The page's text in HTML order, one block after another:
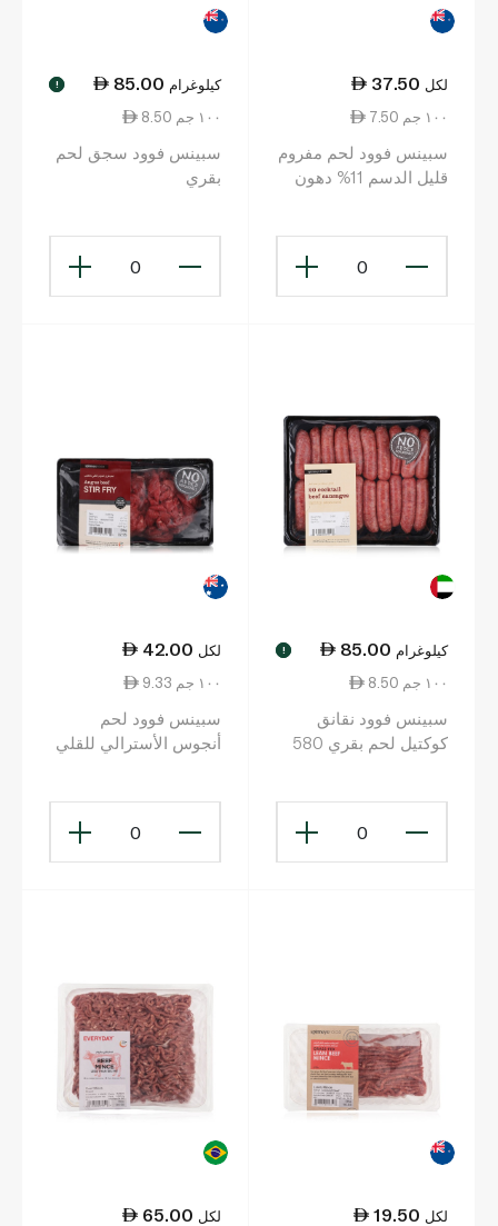
37.50 لكل
7.50 ١٠٠ جم
سبينس فوود لحم مفروم
قليل الدسم 11% دهون
0
85.00 كيلوغرام !
8.50 ١٠٠ جم
سبينس فوود سجق لحم
بقري
0
85.00 كيلوغرام !
8.50 ١٠٠ جم
سبينس فوود نقانق
كوكتيل لحم بقري 580
0
42.00 لكل
9.33 ١٠٠ جم
سبينس فوود لحم
أنجوس الأسترالي للقلي
0
19.50 لكل
65.00 لكل